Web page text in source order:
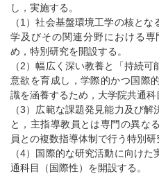
し，実施する。
（1）社会基盤環境工学の核と
学及びその関連分野における
め，特別研究を開設する。
（2）幅広く深い教養と「持続
意欲を育成し，学際的かつ国際
識を涵養するため，大学院共通科
（3）広範な課題発見能力及び
と，主指導教員とは専門の異な
員との複数指導体制で行う特別研
（4）国際的な研究活動に向け
通科目（国際性）を開設する。